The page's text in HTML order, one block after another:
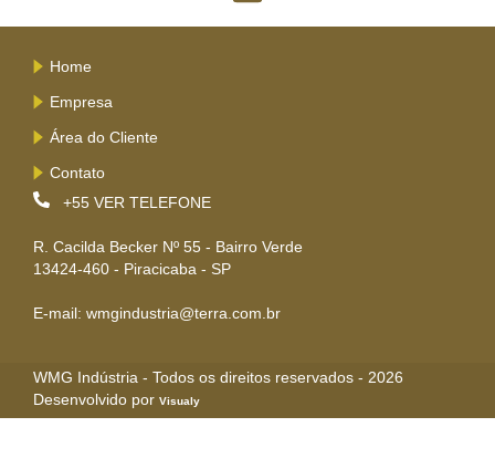
Home
Empresa
Área do Cliente
Contato
+55 VER TELEFONE
R. Cacilda Becker Nº 55 - Bairro Verde
13424-460 - Piracicaba - SP
E-mail: wmgindustria@terra.com.br
WMG Indústria - Todos os direitos reservados - 2026
Desenvolvido por Visualy